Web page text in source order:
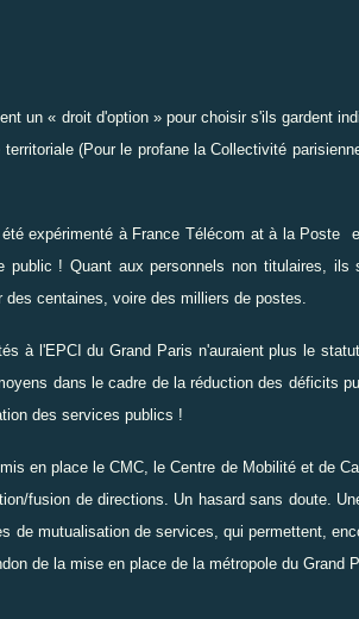
un « droit d'option » pour choisir s'ils gardent
(Pour le profane la Collectivité
expérimenté à France Télécom at à la Poste
public ! Quant aux personnels non titulaires, ils
des centaines, voire des milliers de postes.
à l'EPCI du Grand Paris n'auraient plus le
dans le cadre de la réduction des déficits
des services publics !
en place le CMC, le Centre de Mobilité et de
fusion de directions. Un hasard sans doute.
de mutualisation de services, qui permettent,
de la mise en place de la métropole du Grand